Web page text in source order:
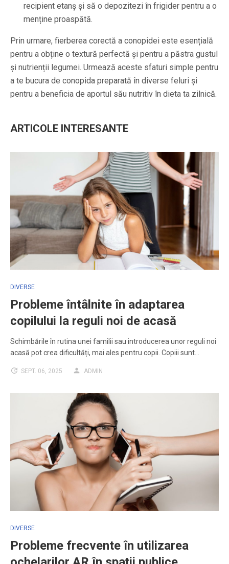
recipient etanș și să o depozitezi în frigider pentru a o
menține proaspătă.
Prin urmare, fierberea corectă a conopidei este esențială
pentru a obține o textură perfectă și pentru a păstra gustul
și nutrienții legumei. Urmează aceste sfaturi simple pentru
a te bucura de conopida preparată în diverse feluri și
pentru a beneficia de aportul său nutritiv în dieta ta zilnică.
ARTICOLE INTERESANTE
DIVERSE
Probleme întâlnite în adaptarea
copilului la reguli noi de acasă
Schimbările în rutina unei familii sau introducerea unor reguli noi
acasă pot crea dificultăți, mai ales pentru copii. Copiii sunt…
SEPT. 06, 2025 ADMIN
DIVERSE
Probleme frecvente în utilizarea